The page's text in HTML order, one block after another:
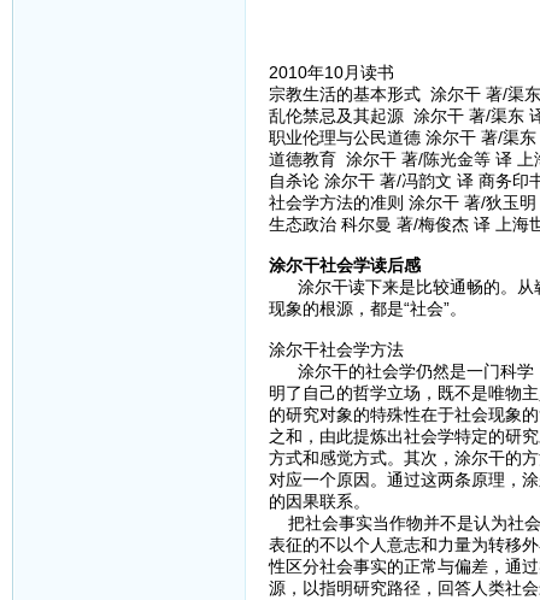
2010年10月读书
宗教生活的基本形式 涂尔干 著/渠
乱伦禁忌及其起源 涂尔干 著/渠东
职业伦理与公民道德 涂尔干 著/渠
道德教育 涂尔干 著/陈光金等 译 上
自杀论 涂尔干 著/冯韵文 译 商务印
社会学方法的准则 涂尔干 著/狄玉
生态政治 科尔曼 著/梅俊杰 译 上海
涂尔干社会学读后感
涂尔干读下来是比较通畅的。从
现象的根源，都是“社会”。
涂尔干社会学方法
涂尔干的社会学仍然是一门科学
明了自己的哲学立场，既不是唯物
的研究对象的特殊性在于社会现象
之和，由此提炼出社会学特定的研
方式和感觉方式。其次，涂尔干的
对应一个原因。通过这两条原理，
的因果联系。
把社会事实当作物并不是认为社
表征的不以个人意志和力量为转移
性区分社会事实的正常与偏差，通
源，以指明研究路径，回答人类社